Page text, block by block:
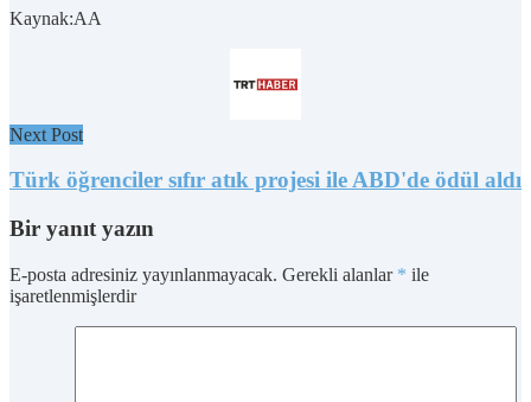
Kaynak:AA
Next Post
Türk öğrenciler sıfır atık projesi ile ABD'de ödül aldı
Bir yanıt yazın
E-posta adresiniz yayınlanmayacak. Gerekli alanlar * ile
işaretlenmişlerdir